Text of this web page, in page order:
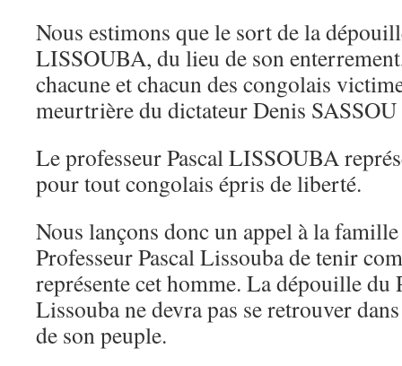
Nous estimons que le sort de la
LISSOUBA, du lieu de son
chacune et chacun des congolais
meurtrière du dictateur Denis
Le professeur Pascal LISSOUBA
pour tout congolais épris de liberté.
Nous lançons donc un appel à la
Professeur Pascal Lissouba de tenir
représente cet homme. La dépouille du
Lissouba ne devra pas se retrouver
de son peuple.